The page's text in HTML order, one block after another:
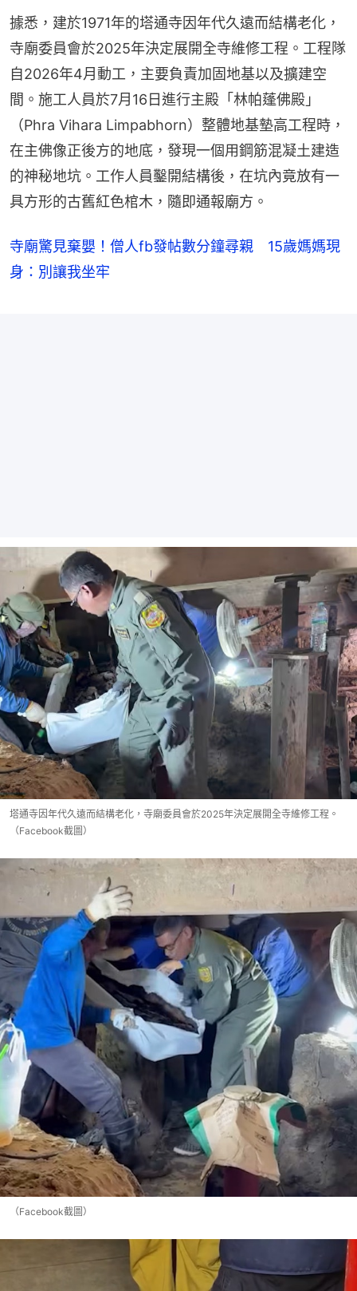
據悉，建於1971年的塔通寺因年代久遠而結構老化，
寺廟委員會於2025年決定展開全寺維修工程。工程隊
自2026年4月動工，主要負責加固地基以及擴建空
間。施工人員於7月16日進行主殿「林帕蓬佛殿」
（Phra Vihara Limpabhorn）整體地基墊高工程時，
在主佛像正後方的地底，發現一個用鋼筋混凝土建造
的神秘地坑。工作人員鑿開結構後，在坑內竟放有一
具方形的古舊紅色棺木，隨即通報廟方。
寺廟驚見棄嬰！僧人fb發帖數分鐘尋親 15歲媽媽現
身：別讓我坐牢
塔通寺因年代久遠而結構老化，寺廟委員會於2025年決定展開全寺維修工程。
（Facebook截圖）
（Facebook截圖）